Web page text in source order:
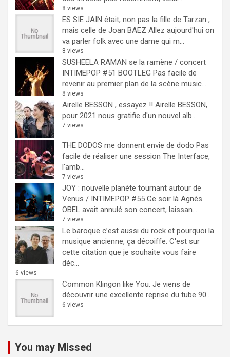
8 views
ES SIE JAIN était, non pas la fille de Tarzan ,
mais celle de Joan BAEZ Allez aujourd'hui on
va parler folk avec une dame qui m...
8 views
SUSHEELA RAMAN se la ramène / concert
INTIMEPOP #51 BOOTLEG Pas facile de
revenir au premier plan de la scène music...
8 views
Airelle BESSON , essayez !! Airelle BESSON,
pour 2021 nous gratifie d'un nouvel alb...
7 views
THE DODOS me donnent envie de dodo Pas
facile de réaliser une session The Interface,
l'amb...
7 views
JOY : nouvelle planète tournant autour de
Venus / INTIMEPOP #55 Ce soir là Agnès
OBEL avait annulé son concert, laissan...
7 views
Le baroque c’est aussi du rock et pourquoi la
musique ancienne, ça décoiffe. C'est sur
cette citation que je souhaite vous faire
déc...
6 views
Common Klingon like You. Je viens de
découvrir une excellente reprise du tube 90...
6 views
You may Missed